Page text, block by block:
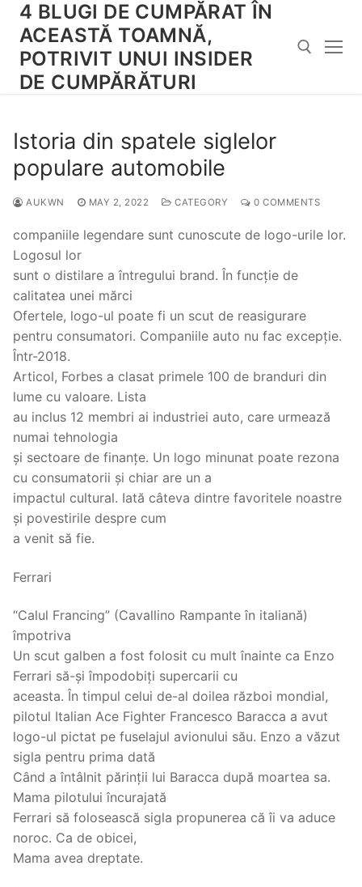
Skip
content
4 BLUGI DE CUMPĂRAT ÎN
ACEASTĂ TOAMNĂ,
POTRIVIT UNUI INSIDER
DE CUMPĂRĂTURI
Istoria din spatele siglelor
populare automobile
AUKWN MAY 2, 2022 CATEGORY 0 COMMENTS
companiile legendare sunt cunoscute de logo-urile lor.
Logosul lor
sunt o distilare a întregului brand. În funcție de
calitatea unei mărci
Ofertele, logo-ul poate fi un scut de reasigurare
pentru consumatori. Companiile auto nu fac excepție.
Într-2018.
Articol, Forbes a clasat primele 100 de branduri din
lume cu valoare. Lista
au inclus 12 membri ai industriei auto, care urmează
numai tehnologia
și sectoare de finanțe. Un logo minunat poate rezona
cu consumatorii și chiar are un a
impactul cultural. Iată câteva dintre favoritele noastre
și povestirile despre cum
a venit să fie.
Ferrari
“Calul Francing” (Cavallino Rampante în italiană)
împotriva
Un scut galben a fost folosit cu mult înainte ca Enzo
Ferrari să-și împodobiți supercarii cu
aceasta. În timpul celui de-al doilea război mondial,
pilotul Italian Ace Fighter Francesco Baracca a avut
logo-ul pictat pe fuselajul avionului său. Enzo a văzut
sigla pentru prima dată
Când a întâlnit părinții lui Baracca după moartea sa.
Mama pilotului încurajată
Ferrari să folosească sigla propunerea că îi va aduce
noroc. Ca de obicei,
Mama avea dreptate.